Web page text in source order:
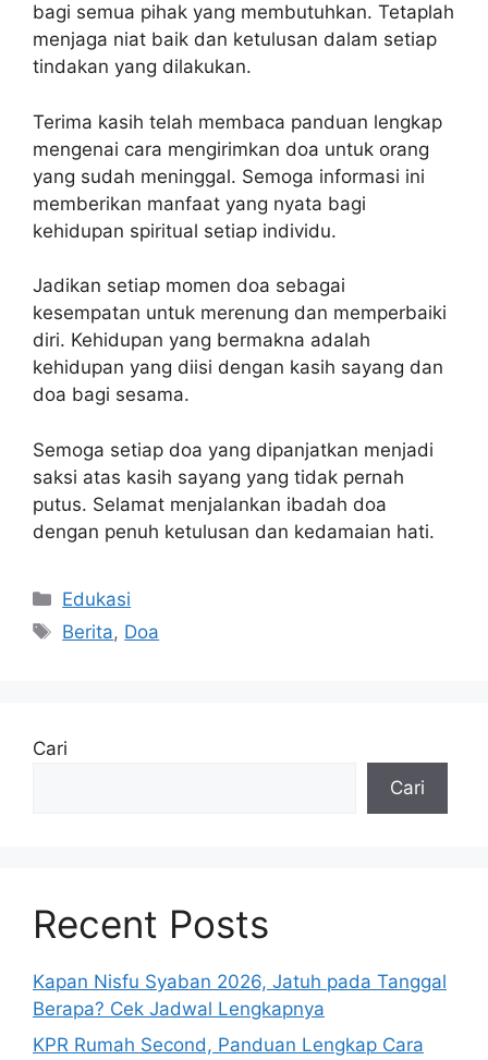
bagi semua pihak yang membutuhkan. Tetaplah
menjaga niat baik dan ketulusan dalam setiap
tindakan yang dilakukan.
Terima kasih telah membaca panduan lengkap
mengenai cara mengirimkan doa untuk orang
yang sudah meninggal. Semoga informasi ini
memberikan manfaat yang nyata bagi
kehidupan spiritual setiap individu.
Jadikan setiap momen doa sebagai
kesempatan untuk merenung dan memperbaiki
diri. Kehidupan yang bermakna adalah
kehidupan yang diisi dengan kasih sayang dan
doa bagi sesama.
Semoga setiap doa yang dipanjatkan menjadi
saksi atas kasih sayang yang tidak pernah
putus. Selamat menjalankan ibadah doa
dengan penuh ketulusan dan kedamaian hati.
Kategori
Edukasi
Tag
Berita, Doa
Cari
Cari
Recent Posts
Kapan Nisfu Syaban 2026, Jatuh pada Tanggal
Berapa? Cek Jadwal Lengkapnya
KPR Rumah Second, Panduan Lengkap Cara